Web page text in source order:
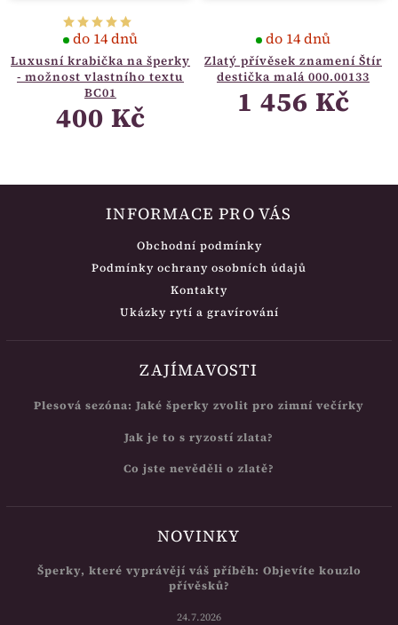
Luxusní krabička na šperky
- možnost vlastního textu
BC01
do 14 dnů
400 Kč
Zlatý přívěsek znamení Štír
destička malá 000.00133
do 14 dnů
1 456 Kč
INFORMACE PRO VÁS
Obchodní podmínky
Podmínky ochrany osobních údajů
Kontakty
Ukázky rytí a gravírování
ZAJÍMAVOSTI
Plesová sezóna: Jaké šperky zvolit pro zimní večírky
Jak je to s ryzostí zlata?
Co jste nevěděli o zlatě?
NOVINKY
Šperky, které vyprávějí váš příběh: Objevíte kouzlo
přívěsků?
24.7.2026